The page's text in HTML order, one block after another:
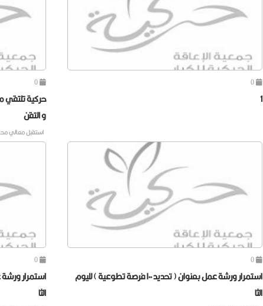
0
1
0
حركية تلتقي
و التقن
استقبل معالي
0
استمرار ورشة عمل بعنوان ( تحديد ١٠٠ فرصة تطوعية ) لليوم
الثا
0
الثا